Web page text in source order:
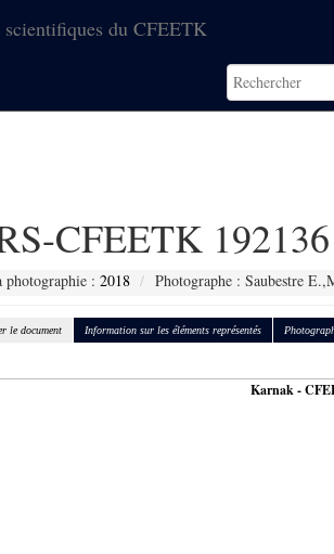
du CFEETK
CFEETK 192136
photographie : 2018 Photographe : Saubestre
le document Information sur les éléments représentés